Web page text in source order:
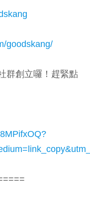
goodskang/
群創立囉！趕緊點